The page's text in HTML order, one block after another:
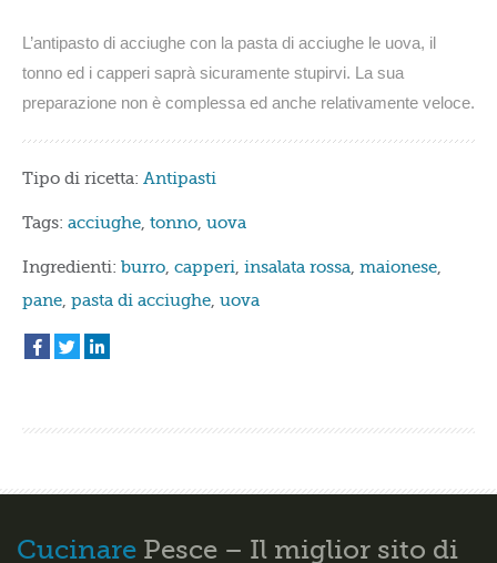
L’antipasto di acciughe con la pasta di acciughe le uova, il
tonno ed i capperi saprà sicuramente stupirvi. La sua
preparazione non è complessa ed anche relativamente veloce.
Tipo di ricetta: Antipasti
Tags: acciughe, tonno, uova
Ingredienti: burro, capperi, insalata rossa, maionese,
pane, pasta di acciughe, uova
Cucinare Pesce – Il miglior sito di